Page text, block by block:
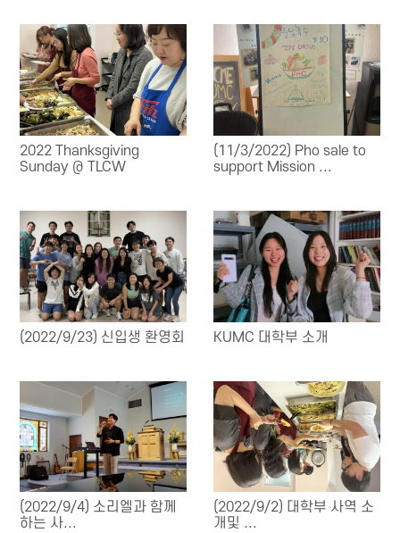
2022 Thanksgiving
Sunday @ TLCW
(11/3/2022) Pho sale to
support Mission ...
(2022/9/23) 신입생 환영회 KUMC 대학부 소개
(2022/9/4) 소리엘과 함께
하는 사...
(2022/9/2) 대학부 사역 소
개및 ...